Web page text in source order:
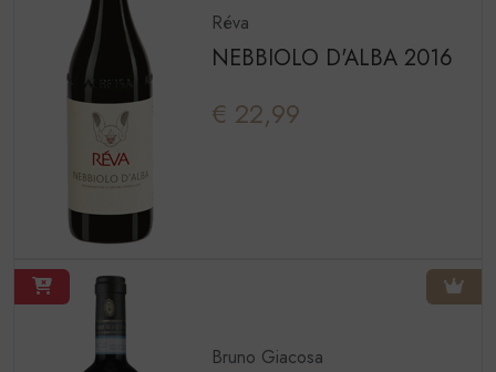
Réva
NEBBIOLO D'ALBA 2016
€ 22,99
Bruno Giacosa